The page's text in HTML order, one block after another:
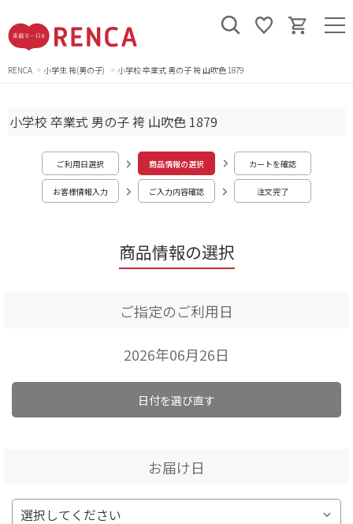
RENCA 小学生 袴(男の子) 小学校 卒業式 男の子 袴 山吹色 1879
商品情報の選択
小学校 卒業式 男の子 袴 山吹色 1879
ご利用日選択 商品情報の選択 カートを確認
お客様情報入力 ご入力内容確認 注文完了
ご指定のご利用日
2026年06月26日
日付を選び直す
お届け日